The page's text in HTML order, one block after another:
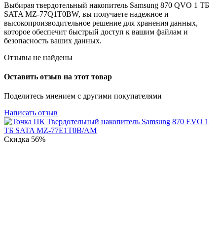
Выбирая твердотельный накопитель Samsung 870 QVO 1 ТБ
SATA MZ-77Q1T0BW, вы получаете надежное и
высокопроизводительное решение для хранения данных,
которое обеспечит быстрый доступ к вашим файлам и
безопасность ваших данных.
Отзывы не найдены
Оставить отзыв на этот товар
Поделитесь мнением с другими покупателями
Написать отзыв
Скидка 56%